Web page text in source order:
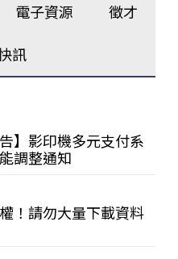
電子資源 徵才
訊
告】影印機多元支付系
調整通知
！請勿大量下載資料